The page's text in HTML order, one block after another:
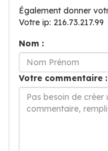
Également donner
Votre ip: 216.73.217.99
Nom :
Votre commentaire :